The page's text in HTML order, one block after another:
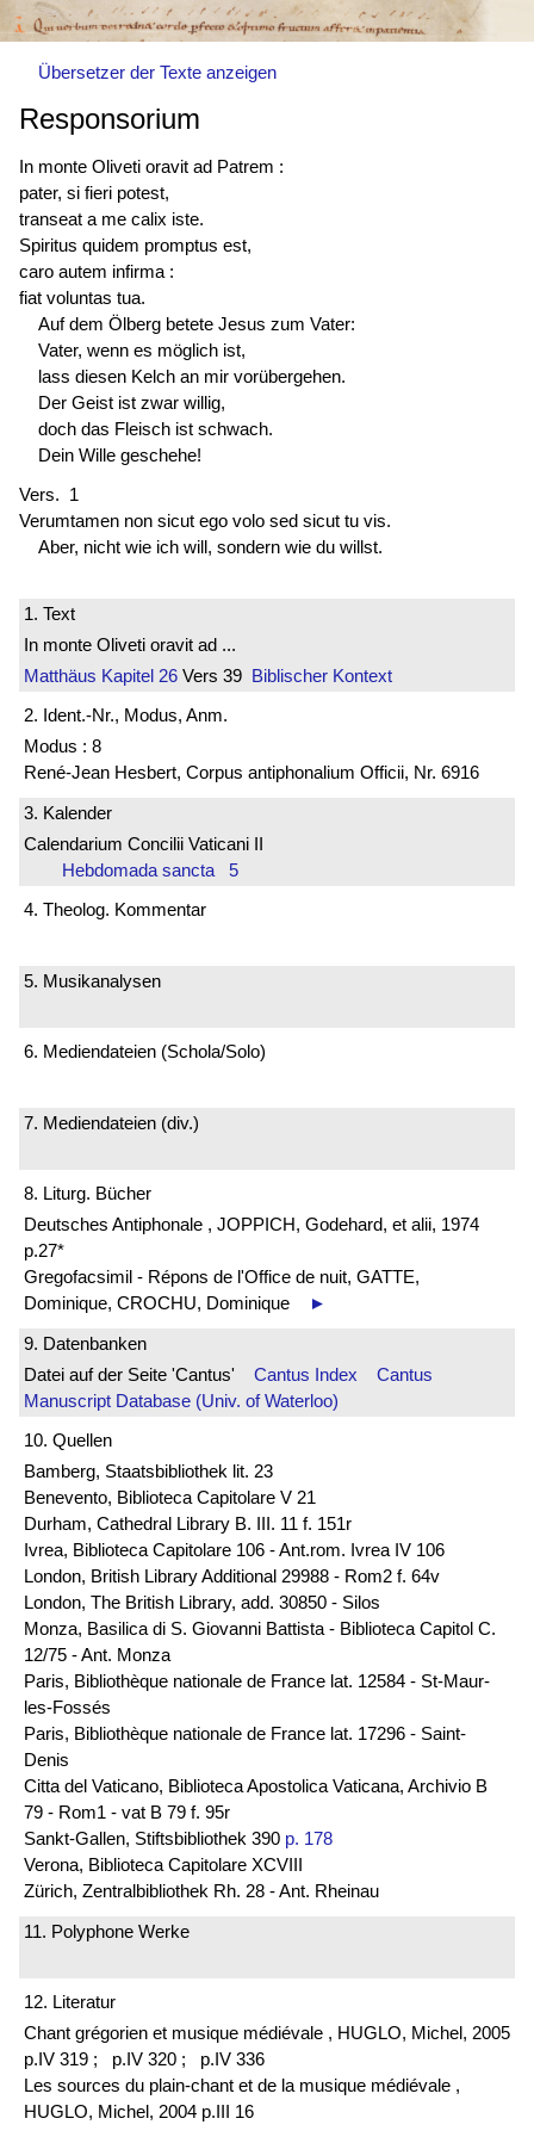
Übersetzer der Texte anzeigen
Responsorium
In monte Oliveti oravit ad Patrem :
pater, si fieri potest,
transeat a me calix iste.
Spiritus quidem promptus est,
caro autem infirma :
fiat voluntas tua.
Auf dem Ölberg betete Jesus zum Vater:
Vater, wenn es möglich ist,
lass diesen Kelch an mir vorübergehen.
Der Geist ist zwar willig,
doch das Fleisch ist schwach.
Dein Wille geschehe!
Vers. 1
Verumtamen non sicut ego volo sed sicut tu vis.
Aber, nicht wie ich will, sondern wie du willst.
1. Text
In monte Oliveti oravit ad ...
Matthäus Kapitel 26 Vers 39 Biblischer Kontext
2. Ident.-Nr., Modus, Anm.
Modus : 8
René-Jean Hesbert, Corpus antiphonalium Officii, Nr. 6916
3. Kalender
Calendarium Concilii Vaticani II
Hebdomada sancta 5
4. Theolog. Kommentar
5. Musikanalysen
6. Mediendateien (Schola/Solo)
7. Mediendateien (div.)
8. Liturg. Bücher
Deutsches Antiphonale , JOPPICH, Godehard, et alii, 1974
p.27*
Gregofacsimil - Répons de l'Office de nuit, GATTE,
Dominique, CROCHU, Dominique
►
9. Datenbanken
Datei auf der Seite 'Cantus' Cantus Index
Cantus
Manuscript Database (Univ. of Waterloo)
10. Quellen
Bamberg, Staatsbibliothek lit. 23
Benevento, Biblioteca Capitolare V 21
Durham, Cathedral Library B. III. 11 f. 151r
Ivrea, Biblioteca Capitolare 106 - Ant.rom. Ivrea IV 106
London, British Library Additional 29988 - Rom2 f. 64v
London, The British Library, add. 30850 - Silos
Monza, Basilica di S. Giovanni Battista - Biblioteca Capitol C.
12/75 - Ant. Monza
Paris, Bibliothèque nationale de France lat. 12584 - St-Maur-
les-Fossés
Paris, Bibliothèque nationale de France lat. 17296 - Saint-
Denis
Citta del Vaticano, Biblioteca Apostolica Vaticana, Archivio B
79 - Rom1 - vat B 79 f. 95r
Sankt-Gallen, Stiftsbibliothek 390 p. 178
Verona, Biblioteca Capitolare XCVIII
Zürich, Zentralbibliothek Rh. 28 - Ant. Rheinau
11. Polyphone Werke
12. Literatur
Chant grégorien et musique médiévale , HUGLO, Michel, 2005
p.IV 319 ;
p.IV 320 ;
p.IV 336
Les sources du plain-chant et de la musique médiévale ,
HUGLO, Michel, 2004 p.III 16